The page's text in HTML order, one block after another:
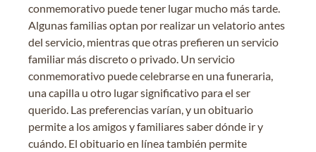
conmemorativo puede tener lugar mucho más tarde.
Algunas familias optan por realizar un velatorio antes
del servicio, mientras que otras prefieren un servicio
familiar más discreto o privado. Un servicio
conmemorativo puede celebrarse en una funeraria,
una capilla u otro lugar significativo para el ser
querido. Las preferencias varían, y un obituario
permite a los amigos y familiares saber dónde ir y
cuándo. El obituario en línea también permite